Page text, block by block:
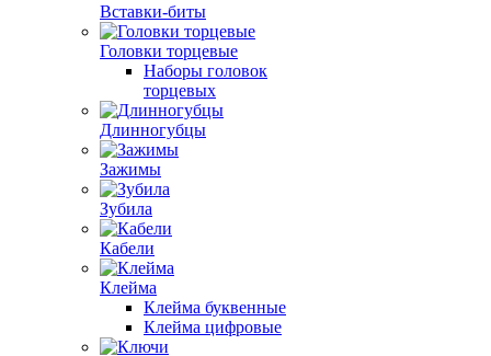
Вставки-биты
Головки торцевые
Наборы головок
торцевых
Длинногубцы
Зажимы
Зубила
Кабели
Клейма
Клейма буквенные
Клейма цифровые